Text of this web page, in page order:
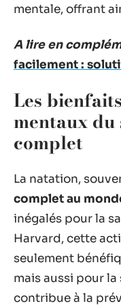
mentale, offrant
A lire en
facilement :
Les
mentaux
complet
La natation,
complet au
inégalés pour la
Harvard, cette
seulement
mais aussi pour
contribue à la